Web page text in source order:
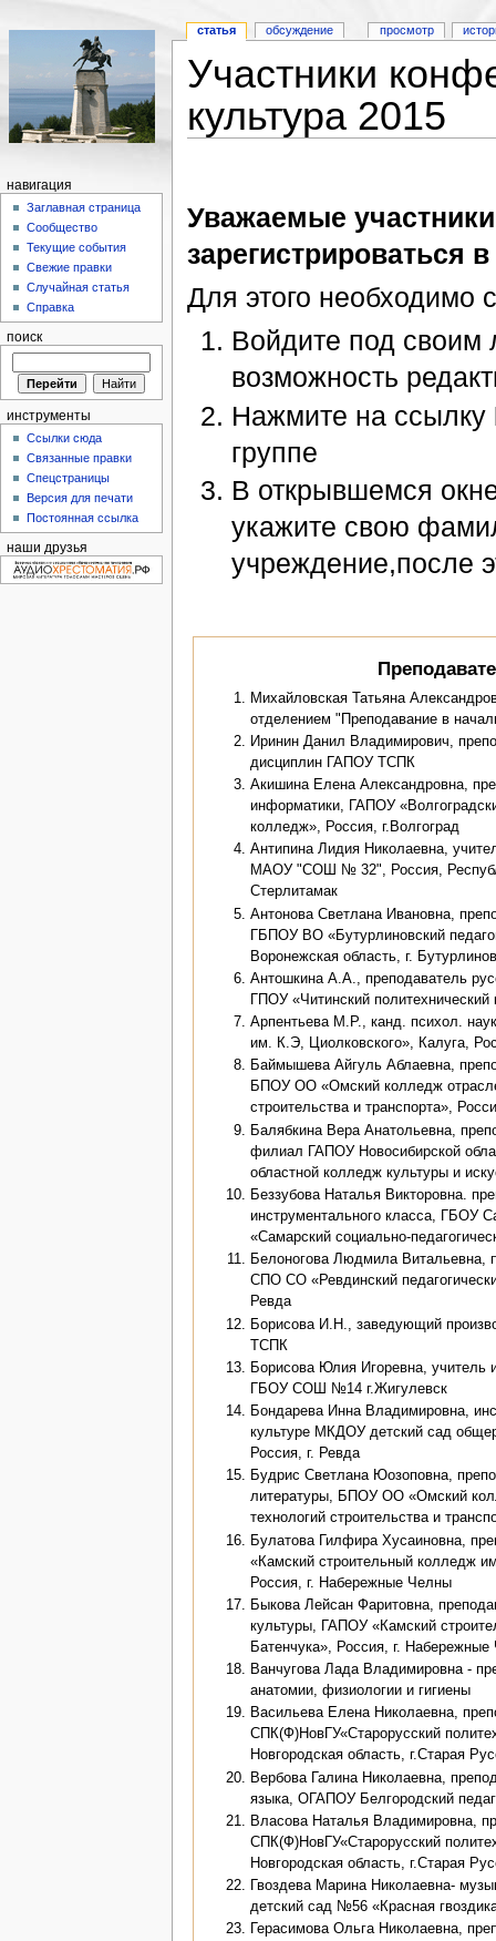
Участники
культура 2015
Уважаемые
зарегистрироваться
Для этого необходимо
Войдите под своим
возможность
Нажмите на ссылку
группе
В открывшемся
укажите свою
учреждение,после
Михайловская Татьяна
отделением "Преподавание в
Иринин Данил Владимирович,
дисциплин ГАПОУ ТСПК
Акишина Елена Александровна,
информатики, ГАПОУ
колледж», Россия, г.Волгоград
Антипина Лидия Николаевна,
МАОУ "СОШ № 32", Россия,
Стерлитамак
Антонова Светлана Ивановна,
ГБПОУ ВО «Бутурлиновский
Воронежская область, г.
Антошкина А.А., преподаватель
ГПОУ «Читинский
Арпентьева М.Р., канд. психол.
им. К.Э, Циолковского», Калуга,
Баймышева Айгуль Аблаевна,
БПОУ ОО «Омский колледж
строительства и транспорта»,
Балябкина Вера Анатольевна,
филиал ГАПОУ Новосибирской
областной колледж культуры и
Беззубова Наталья Викторовна.
инструментального класса, ГБОУ
«Самарский социально-
Белоногова Людмила Витальевна,
СПО СО «Ревдинский
Ревда
Борисова И.Н., заведующий
ТСПК
Борисова Юлия Игоревна, учитель
ГБОУ СОШ №14 г.Жигулевск
Бондарева Инна Владимировна,
культуре МКДОУ детский сад
Россия, г. Ревда
Будрис Светлана Юозоповна,
литературы, БПОУ ОО «Омский
технологий строительства и
Булатова Гилфира Хусаиновна,
«Камский строительный колледж
Россия, г. Набережные Челны
Быкова Лейсан Фаритовна,
культуры, ГАПОУ «Камский
Батенчука», Россия, г.
Ванчугова Лада Владимировна -
анатомии, физиологии и гигиены
Васильева Елена Николаевна,
СПК(Ф)НовГУ«Старорусский
Новгородская область, г.Старая
Вербова Галина Николаевна,
языка, ОГАПОУ Белгородский
Власова Наталья Владимировна,
СПК(Ф)НовГУ«Старорусский
Новгородская область, г.Старая
Гвоздева Марина Николаевна-
детский сад №56 «Красная
Герасимова Ольга Николаевна,
статья обсуждение просмотр
навигация
Заглавная страница
Сообщество
Текущие события
Свежие правки
Случайная статья
Справка
поиск
инструменты
Ссылки сюда
Связанные правки
Спецстраницы
Версия для печати
Постоянная ссылка
наши друзья